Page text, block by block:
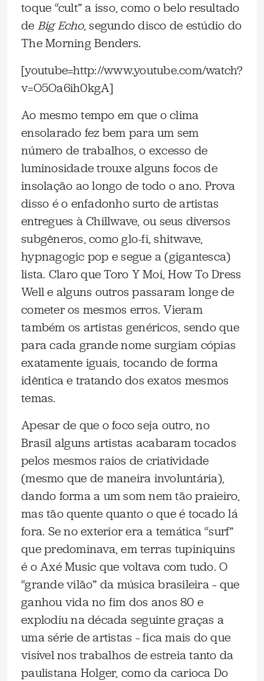
toque “cult” a isso, como o belo resultado
de Big Echo, segundo disco de estúdio do
The Morning Benders.
[youtube=http://www.youtube.com/watch?
v=O5Oa6ih0kgA]
Ao mesmo tempo em que o clima
ensolarado fez bem para um sem
número de trabalhos, o excesso de
luminosidade trouxe alguns focos de
insolação ao longo de todo o ano. Prova
disso é o enfadonho surto de artistas
entregues à Chillwave, ou seus diversos
subgêneros, como glo-fi, shitwave,
hypnagogic pop e segue a (gigantesca)
lista. Claro que Toro Y Moi, How To Dress
Well e alguns outros passaram longe de
cometer os mesmos erros. Vieram
também os artistas genéricos, sendo que
para cada grande nome surgiam cópias
exatamente iguais, tocando de forma
idêntica e tratando dos exatos mesmos
temas.
Apesar de que o foco seja outro, no
Brasil alguns artistas acabaram tocados
pelos mesmos raios de criatividade
(mesmo que de maneira involuntária),
dando forma a um som nem tão praieiro,
mas tão quente quanto o que é tocado lá
fora. Se no exterior era a temática “surf”
que predominava, em terras tupiniquins
é o Axé Music que voltava com tudo. O
“grande vilão” da música brasileira – que
ganhou vida no fim dos anos 80 e
explodiu na década seguinte graças a
uma série de artistas – fica mais do que
visível nos trabalhos de estreia tanto da
paulistana Holger, como da carioca Do